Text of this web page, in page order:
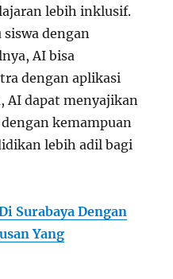
lebih inklusif.
dengan
AI bisa
dengan aplikasi
AI dapat menyajikan
kemampuan
lebih adil bagi
Surabaya Dengan
Yang